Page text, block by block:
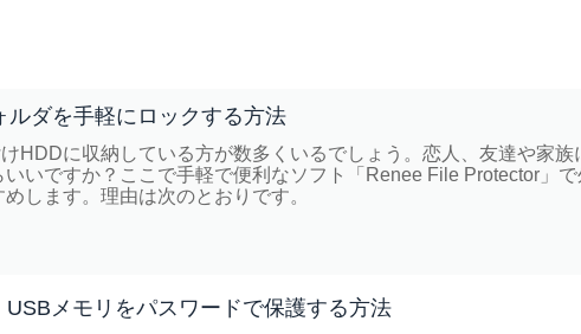
ルダを手軽にロックする方法
HDDに収納している方が数多くいるでしょう。恋人、友達や家族
いですか？ここで手軽で便利なソフト「Renee File Protector」
します。理由は次のとおりです。
USBメモリをパスワードで保護する方法